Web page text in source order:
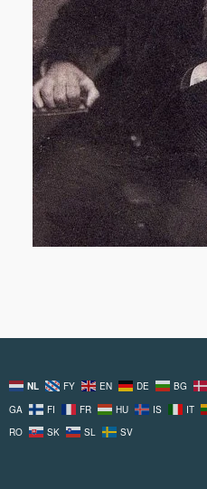
NL FY EN DE BG
GA
FI FR HU IS IT
RO
SK SL SV